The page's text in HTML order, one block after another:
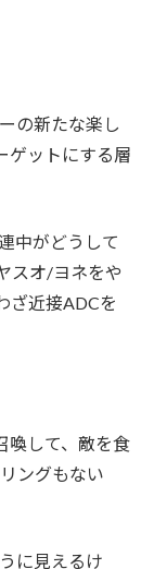
の新たな楽し
ゲットにする層
中がどうして
スオ/ヨネをや
ざ近接ADCを
喚して、敵を食
ングもない
に見えるけ